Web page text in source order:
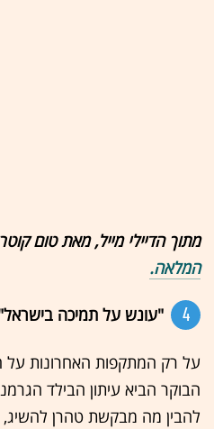
מתוך הדיילי מייל, מאת טום
המלאה.
4 "עונש על תמיכה
הבוקר הביא עיתון הבילד
להבין מה מבקשת טהרן להשיג,